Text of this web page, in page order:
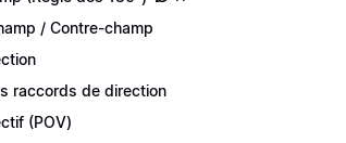
/ Contre-champ
raccords de direction
(POV)